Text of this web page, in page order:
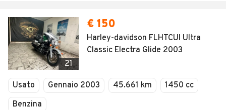
Moto
Camper
Veicoli Commerciali
Concessionari
21
€ 150
Harley-davidson FLHTCUI Ultra
Classic Electra Glide 2003
Usato Gennaio 2003 45.661 km
1450 cc
Benzina